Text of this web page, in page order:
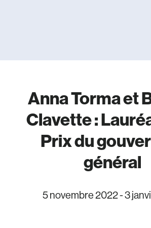
Anna Torma et
Clavette :
Prix du
général
5 novembre 2022-3